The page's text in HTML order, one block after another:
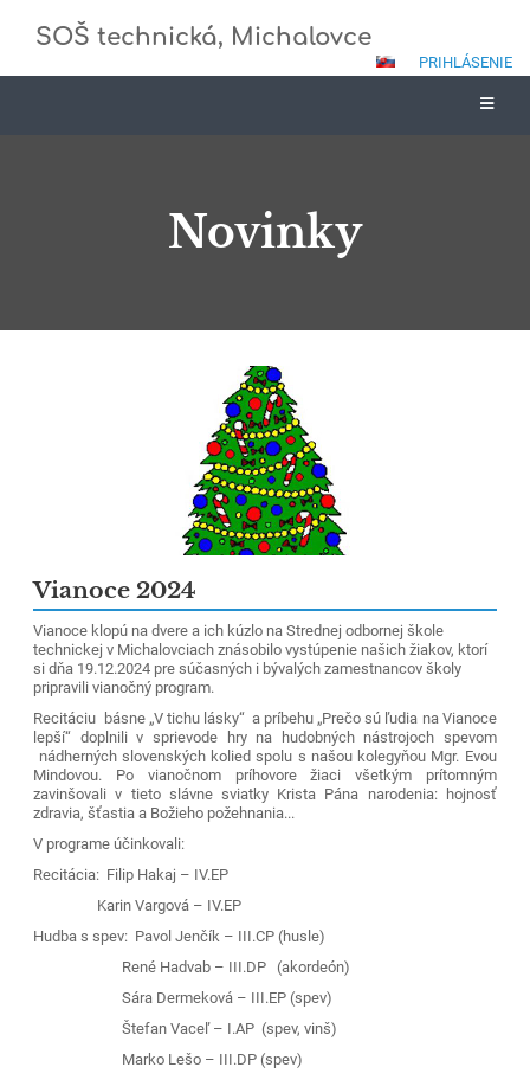
SOŠ technická, Michalovce
PRIHLÁSENIE
Novinky
Vianoce 2024
Vianoce klopú na dvere a ich kúzlo na Strednej odbornej škole
technickej v Michalovciach znásobilo vystúpenie našich žiakov, ktorí
si dňa 19.12.2024 pre súčasných i bývalých zamestnancov školy
pripravili vianočný program.
Recitáciu básne „V tichu lásky“ a príbehu „Prečo sú ľudia na Vianoce
lepší“ doplnili v sprievode hry na hudobných nástrojoch spevom
nádherných slovenských kolied spolu s našou kolegyňou Mgr. Evou
Mindovou. Po vianočnom príhovore žiaci všetkým prítomným
zavinšovali v tieto slávne sviatky Krista Pána narodenia:
hojnosť
zdravia, šťastia a Božieho požehnania...
V programe účinkovali:
Recitácia: Filip Hakaj – IV.EP
Karin Vargová – IV.EP
Hudba s spev: Pavol Jenčík – III.CP (husle)
René Hadvab – III.DP (akordeón)
Sára Dermeková – III.EP (spev)
Štefan Vaceľ – I.AP (spev, vinš)
Marko Lešo – III.DP (spev)